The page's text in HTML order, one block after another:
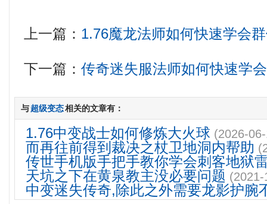
上一篇： 1.76魔龙法师如何快速学会
下一篇：传奇迷失服法师如何快速学
与超级变态相关的文章有：
1.76中变战士如何修炼大火球 (2026-
而再往前得到裁决之杖卫地洞内帮助
传世手机版手把手教你学会刺客地狱
天坑之下在黄泉教主没必要问题
中变迷失传奇,除此之外需要龙影护腕